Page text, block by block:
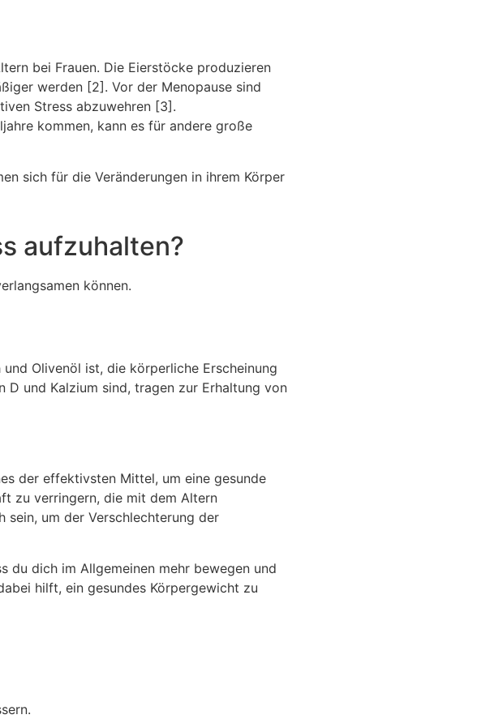
bei Frauen. Die Eierstöcke produzieren
werden [2]. Vor der Menopause sind
Stress abzuwehren [3].
kommen, kann es für andere große
sich für die Veränderungen in ihrem Körper
aufzuhalten?
können.
Olivenöl ist, die körperliche Erscheinung
D und Kalzium sind, tragen zur Erhaltung von
der effektivsten Mittel, um eine gesunde
zu verringern, die mit dem Altern
sein, um der Verschlechterung der
du dich im Allgemeinen mehr bewegen und
hilft, ein gesundes Körpergewicht zu